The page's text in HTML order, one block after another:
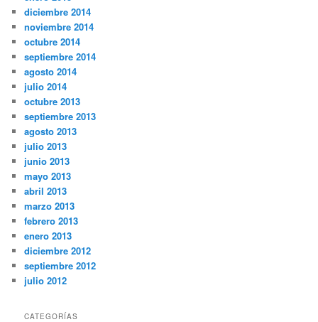
diciembre 2014
noviembre 2014
octubre 2014
septiembre 2014
agosto 2014
julio 2014
octubre 2013
septiembre 2013
agosto 2013
julio 2013
junio 2013
mayo 2013
abril 2013
marzo 2013
febrero 2013
enero 2013
diciembre 2012
septiembre 2012
julio 2012
CATEGORÍAS